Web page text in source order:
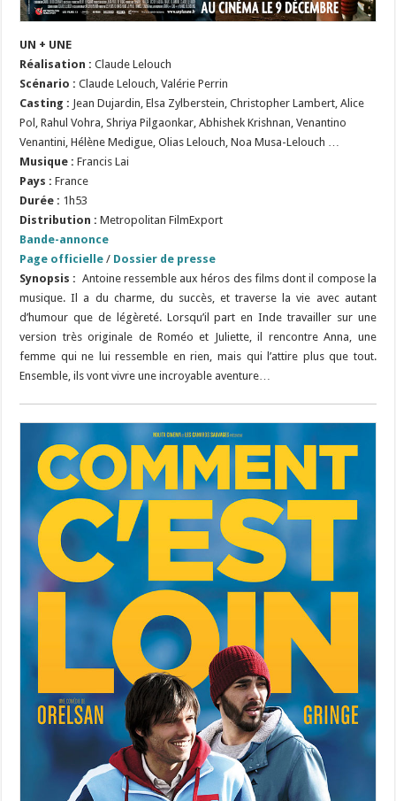
UN + UNE
Réalisation :Claude Lelouch
Scénario : Claude Lelouch, Valérie Perrin
Casting : Jean Dujardin, Elsa Zylberstein, Christopher Lambert, Alice
Pol, Rahul Vohra, Shriya Pilgaonkar, Abhishek Krishnan, Venantino
Venantini, Hélène Medigue, Olias Lelouch, Noa Musa-Lelouch …
Musique : Francis Lai
Pays : France
Durée : 1h53
Distribution : Metropolitan FilmExport
Bande-annonce
Page officielle / Dossier de presse
Synopsis : Antoine ressemble aux héros des films dont il compose la
musique. Il a du charme, du succès, et traverse la vie avec autant
d’humour que de légèreté. Lorsqu’il part en Inde travailler sur une
version très originale de Roméo et Juliette, il rencontre Anna, une
femme qui ne lui ressemble en rien, mais qui l’attire plus que tout.
Ensemble, ils vont vivre une incroyable aventure…